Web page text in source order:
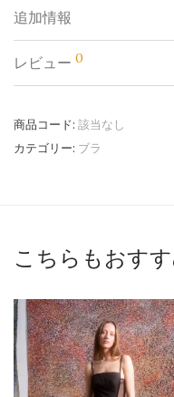
追加情報
レビュー 0
商品コード: 該当なし
カテゴリー: ブラ
こちらもおす